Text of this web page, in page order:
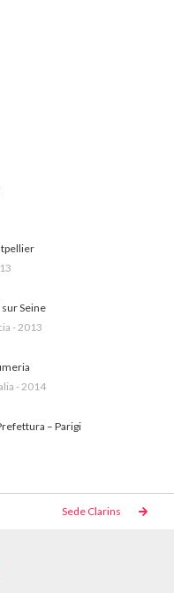
Seine
- 2013
- 2014
– Parigi
Sede Clarins